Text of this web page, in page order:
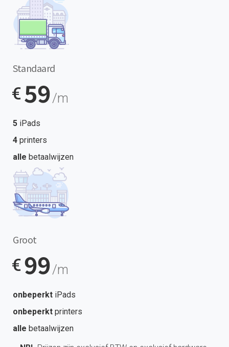
Standaard
€59/m
5 iPads
4 printers
alle betaalwijzen
Groot
€99/m
onbeperkt iPads
onbeperkt printers
alle betaalwijzen